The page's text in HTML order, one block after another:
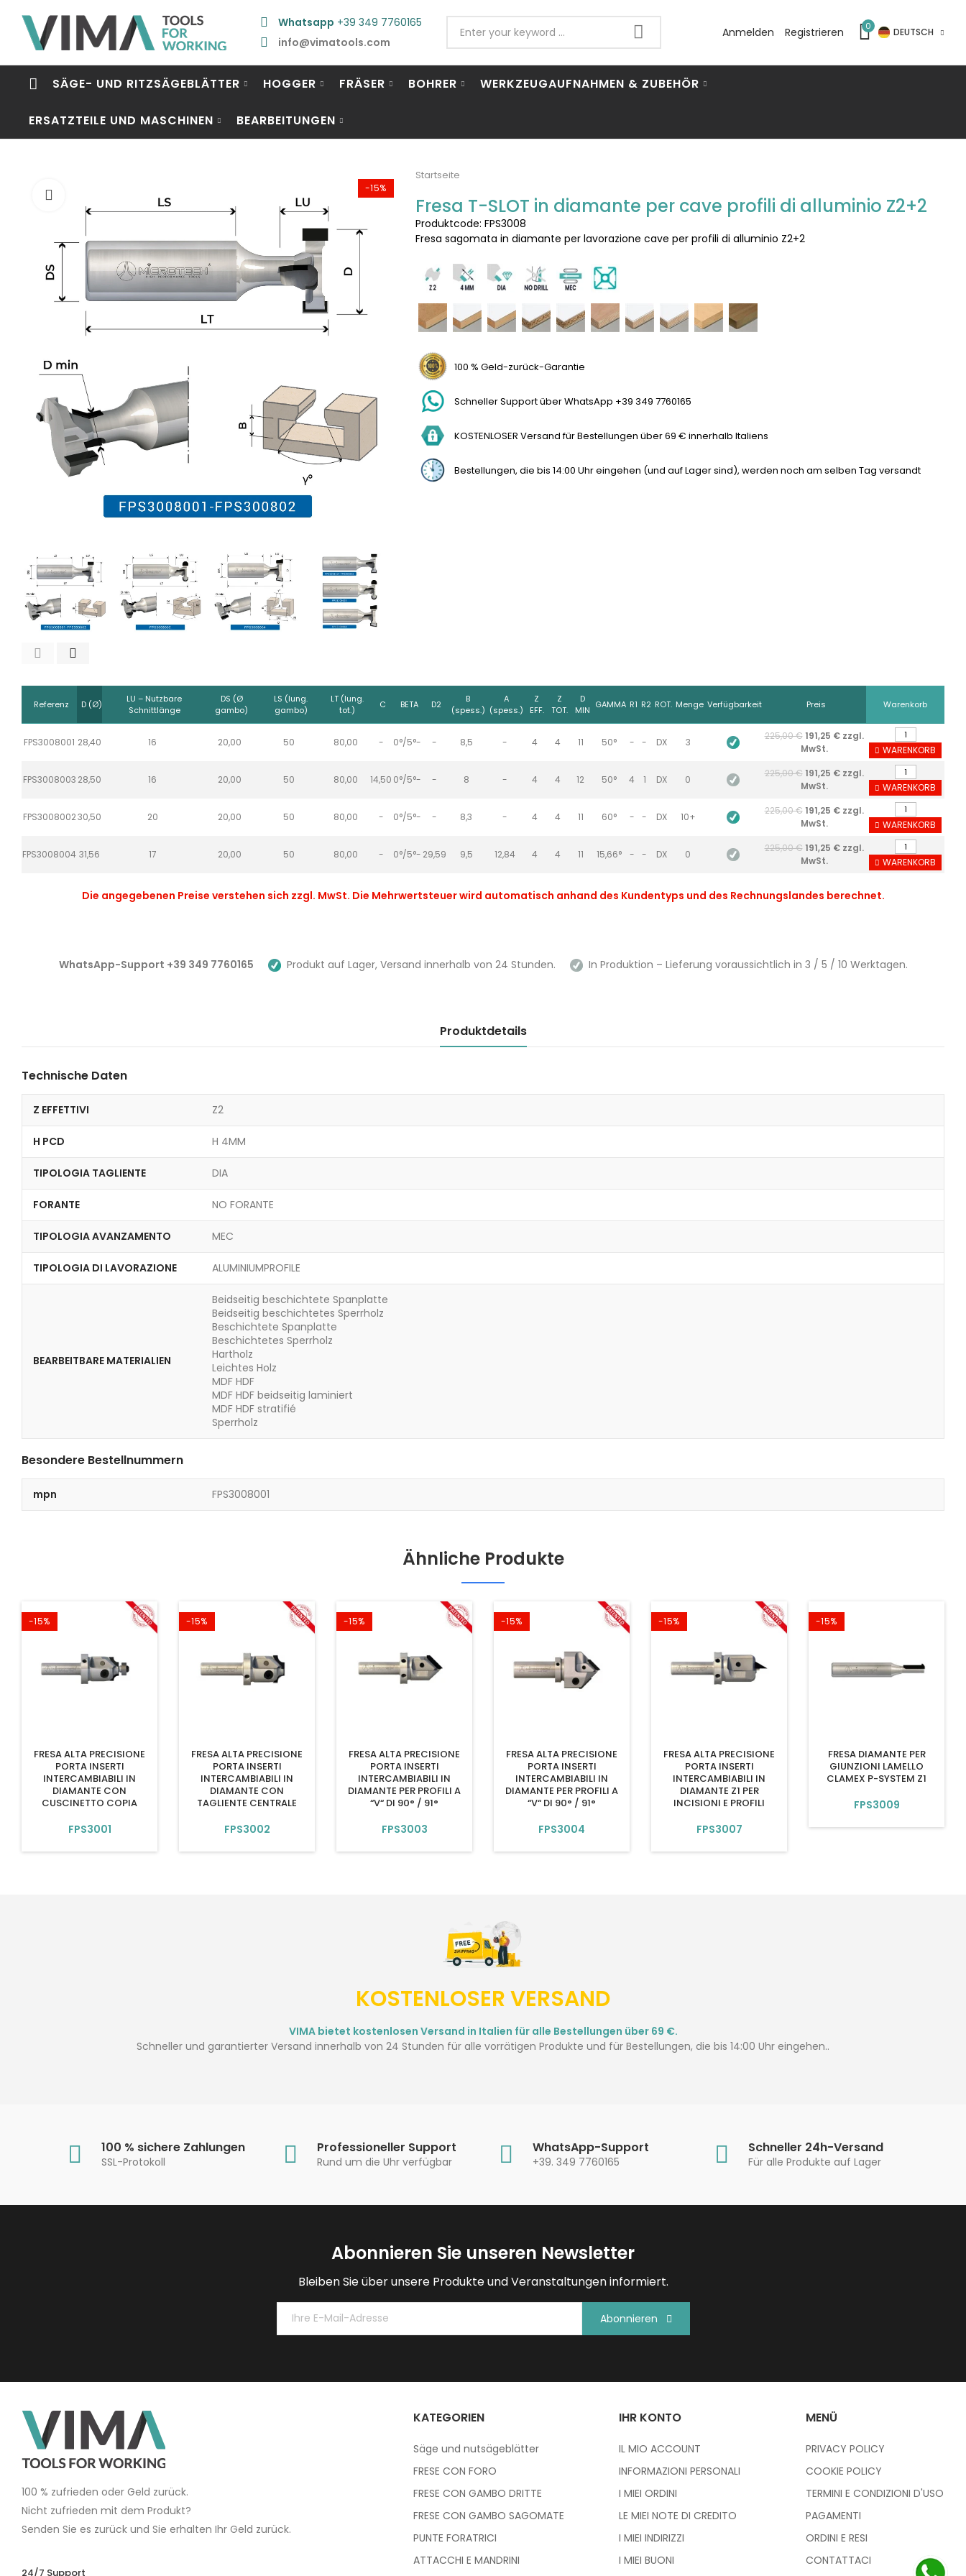
Whatsapp +39 349 7760165
info@vimatools.com
Anmelden Registrieren 0
DEUTSCH
SÄGE- UND RITZSÄGEBLÄTTER HOGGER FRÄSER BOHRER WERKZEUGAUFNAHMEN & ZUBEHÖR
ERSATZTEILE UND MASCHINEN BEARBEITUNGEN
-15%
Startseite
Fresa T-SLOT in diamante per cave profili di alluminio Z2+2
Produktcode: FPS3008
Fresa sagomata in diamante per lavorazione cave per profili di alluminio Z2+2
100 % Geld-zurück-Garantie
Schneller Support über WhatsApp +39 349 7760165
KOSTENLOSER Versand für Bestellungen über 69 € innerhalb Italiens
Bestellungen, die bis 14:00 Uhr eingehen (und auf Lager sind), werden noch am selben Tag versandt
Referenz D (Ø)
LU – Nutzbare
Schnittlänge
DS (Ø
gambo)
LS (lung.
gambo)
LT (lung.
tot.)
C BETA D2
B
(spess.)
A
(spess.)
Z
EFF.
Z
TOT.
D
MIN GAMMA R1 R2 ROT. Menge Verfügbarkeit Preis Warenkorb
FPS3008001 28,40 16 20,00 50 80,00 - 0°/5°- - 8,5 - 4 4 11 50° - - DX 3
225,00 € 191,25 € zzgl.
MwSt.
WARENKORB
FPS3008003 28,50 16 20,00 50 80,00 14,50 0°/5°- - 8 - 4 4 12 50° 4 1 DX 0
225,00 € 191,25 € zzgl.
MwSt.
WARENKORB
FPS300800230,50 20 20,00 50 80,00 - 0°/5°- - 8,3 - 4 4 11 60° - - DX 10+
225,00 € 191,25 € zzgl.
MwSt.
WARENKORB
FPS3008004 31,56 17 20,00 50 80,00 - 0°/5°- 29,59 9,5 12,84 4 4 11 15,66° - - DX 0
225,00 € 191,25 € zzgl.
MwSt.
WARENKORB
Die angegebenen Preise verstehen sich zzgl. MwSt. Die Mehrwertsteuer wird automatisch anhand des Kundentyps und des Rechnungslandes berechnet.
WhatsApp-Support +39 349 7760165 Produkt auf Lager, Versand innerhalb von 24 Stunden. In Produktion – Lieferung voraussichtlich in 3 / 5 / 10 Werktagen.
Produktdetails
Technische Daten
Z EFFETTIVI Z2
H PCD H 4MM
TIPOLOGIA TAGLIENTE DIA
FORANTE NO FORANTE
TIPOLOGIA AVANZAMENTO MEC
TIPOLOGIA DI LAVORAZIONE ALUMINIUMPROFILE
BEARBEITBARE MATERIALIEN
Beidseitig beschichtete Spanplatte
Beidseitig beschichtetes Sperrholz
Beschichtete Spanplatte
Beschichtetes Sperrholz
Hartholz
Leichtes Holz
MDF HDF
MDF HDF beidseitig laminiert
MDF HDF stratifié
Sperrholz
Besondere Bestellnummern
mpn FPS3008001
Ähnliche Produkte
-15%
FRESA ALTA PRECISIONE
PORTA INSERTI
INTERCAMBIABILI IN
DIAMANTE CON
CUSCINETTO COPIA
FPS3001
-15%
FRESA ALTA PRECISIONE
PORTA INSERTI
INTERCAMBIABILI IN
DIAMANTE CON
TAGLIENTE CENTRALE
FPS3002
-15%
FRESA ALTA PRECISIONE
PORTA INSERTI
INTERCAMBIABILI IN
DIAMANTE PER PROFILI A
“V“ DI 90° / 91°
FPS3003
-15%
FRESA ALTA PRECISIONE
PORTA INSERTI
INTERCAMBIABILI IN
DIAMANTE PER PROFILI A
“V“ DI 90° / 91°
FPS3004
-15%
FRESA ALTA PRECISIONE
PORTA INSERTI
INTERCAMBIABILI IN
DIAMANTE Z1 PER
INCISIONI E PROFILI
FPS3007
-15%
FRESA DIAMANTE PER
GIUNZIONI LAMELLO
CLAMEX P-SYSTEM Z1
FPS3009
KOSTENLOSER VERSAND
VIMA bietet kostenlosen Versand in Italien für alle Bestellungen über 69 €.
Schneller und garantierter Versand innerhalb von 24 Stunden für alle vorrätigen Produkte und für Bestellungen, die bis 14:00 Uhr eingehen..
100 % sichere Zahlungen
SSL-Protokoll
Professioneller Support
Rund um die Uhr verfügbar
WhatsApp-Support
+39. 349 7760165
Schneller 24h-Versand
Für alle Produkte auf Lager
Abonnieren Sie unseren Newsletter
Bleiben Sie über unsere Produkte und Veranstaltungen informiert.
Abonnieren
100 % zufrieden oder Geld zurück.
Nicht zufrieden mit dem Produkt?
Senden Sie es zurück und Sie erhalten Ihr Geld zurück.
24/7 Support
KATEGORIEN
Säge und nutsägeblätter
FRESE CON FORO
FRESE CON GAMBO DRITTE
FRESE CON GAMBO SAGOMATE
PUNTE FORATRICI
ATTACCHI E MANDRINI
IHR KONTO
IL MIO ACCOUNT
INFORMAZIONI PERSONALI
I MIEI ORDINI
LE MIEI NOTE DI CREDITO
I MIEI INDIRIZZI
I MIEI BUONI
MENÜ
PRIVACY POLICY
COOKIE POLICY
TERMINI E CONDIZIONI D'USO
PAGAMENTI
ORDINI E RESI
CONTATTACI